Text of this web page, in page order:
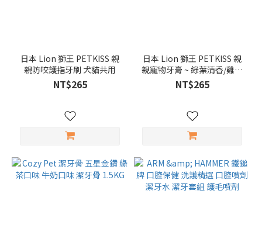
日本 Lion 獅王 PETKISS 親
親防咬護指牙刷 犬貓共用
NT$265
日本 Lion 獅王 PETKISS 親
親寵物牙膏 ~ 綠葉清香/雞肉
風味 40g
NT$265